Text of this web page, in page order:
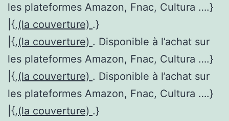
les plateformes Amazon, Fnac, Cultura ….}
|{,(la couverture) .}
|{,(la couverture) . Disponible à l’achat sur
les plateformes Amazon, Fnac, Cultura ….}
|{,(la couverture) . Disponible à l’achat sur
les plateformes Amazon, Fnac, Cultura ….}
|{,(la couverture) .}